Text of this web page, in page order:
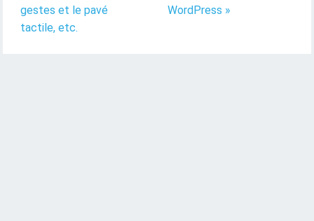
gestes et le pavé
tactile, etc.
WordPress »